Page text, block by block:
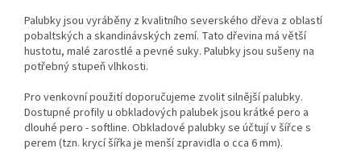
Palubky jsou vyráběny z kvalitního severského dřeva z oblastí
pobaltských a skandinávských zemí. Tato dřevina má větší
hustotu, malé zarostlé a pevné suky. Palubky jsou sušeny na
potřebný stupeň vlhkosti.
Pro venkovní použití doporučujeme zvolit silnější palubky.
Dostupné profily u obkladových palubek jsou krátké pero a
dlouhé pero - softline. Obkladové palubky se účtují v šířce s
perem (tzn. krycí šířka je menší zpravidla o cca 6 mm).